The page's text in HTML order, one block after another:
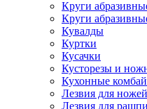
Круги
Круги
Кувалды
Куртки
Кусачки
Кусторезы и
Кухонные
Лезвия для ножей
Лезвия для